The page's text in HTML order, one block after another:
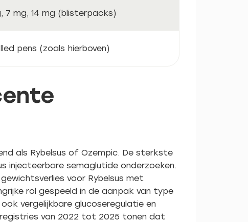
7 mg, 14 mg (blisterpacks)
pens (zoals hierboven)
als Rybelsus of Ozempic. De sterkste
injecteerbare semaglutide onderzoeken.
voor Rybelsus met
rol gespeeld in de aanpak van type
vergelijkbare glucoseregulatie en
van 2022 tot 2025 tonen dat